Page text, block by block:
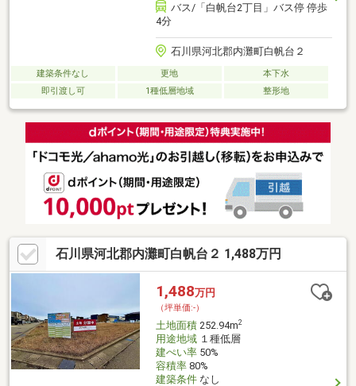
バス/「白帆台2丁目」バス停 停歩
4分
石川県河北郡内灘町白帆台２
建築条件なし 更地
本下水
即引渡し可
1種低層地域 整形地
石川県河北郡内灘町白帆台２ 1,488万円
1,488万円
（坪単価:-）
土地面積252.94m2
用途地域１種低層
建ぺい率50%
容積率80%
建築条件なし